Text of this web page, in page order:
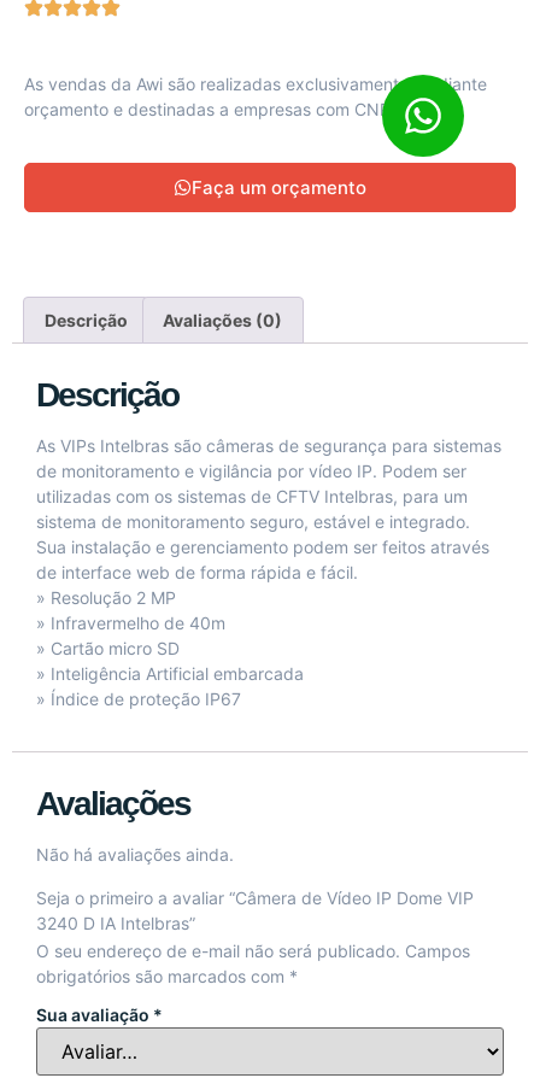
As vendas da Awi são realizadas exclusivamente mediante
orçamento e destinadas a empresas com CNPJ ativo
Faça um orçamento
Descrição Avaliações (0)
Descrição
As VIPs Intelbras são câmeras de segurança para sistemas
de monitoramento e vigilância por vídeo IP. Podem ser
utilizadas com os sistemas de CFTV Intelbras, para um
sistema de monitoramento seguro, estável e integrado.
Sua instalação e gerenciamento podem ser feitos através
de interface web de forma rápida e fácil.
» Resolução 2 MP
» Infravermelho de 40m
» Cartão micro SD
» Inteligência Artificial embarcada
» Índice de proteção IP67
Avaliações
Não há avaliações ainda.
Seja o primeiro a avaliar “Câmera de Vídeo IP Dome VIP
3240 D IA Intelbras”
O seu endereço de e-mail não será publicado. Campos
obrigatórios são marcados com *
Sua avaliação *